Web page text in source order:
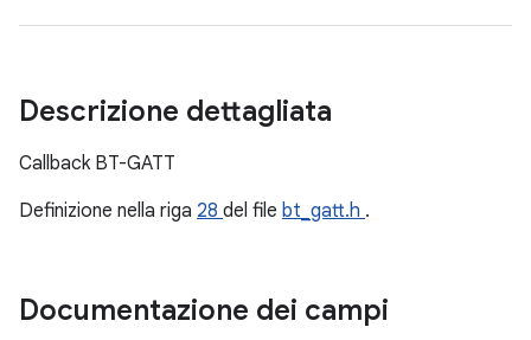
Descrizione dettagliata
Callback BT-GATT
Definizione nella riga 28 del file bt_gatt.h .
Documentazione dei campi